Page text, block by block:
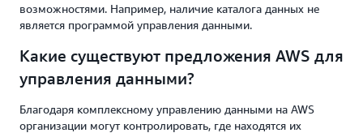
возможностями. Например, наличие каталога данных не
является программой управления данными.
Какие существуют предложения AWS для
управления данными?
Благодаря комплексному управлению данными на AWS
организации могут контролировать, где находятся их